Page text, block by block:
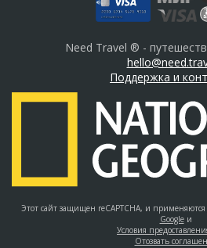
Need Travel ® -
Поддержка и
Этот сайт защищен reCAPTCHA, и применяются
Googleи
Условия
Отозвать